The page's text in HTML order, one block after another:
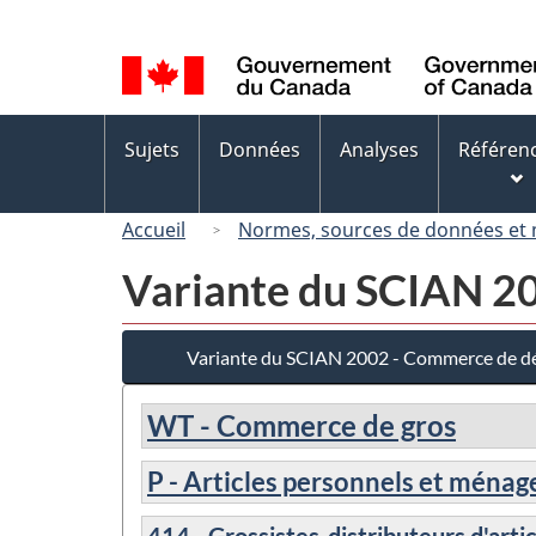
de
la
langue
des
Sujets Données Analyses
Accueil Normes, sources de données et
Variante du SCIAN
Variante du SCIAN 2002 - Commerce de
WT - Commerce de gros
P - Articles personnels et